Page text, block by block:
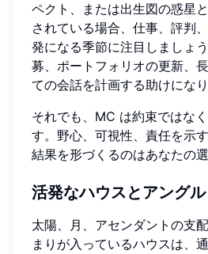
ペクト、または出生図の惑星
されている場合、仕事、評判
発になる季節に注目しましょ
募、ポートフォリオの更新、
ての会話を計画する助けになり
それでも、MC は約束ではな
す。野心、可視性、責任を示
結果を形づくるのはあなたの
活発なハウスとアングル
太陽、月、アセンダントの支
まりが入っているハウスは、